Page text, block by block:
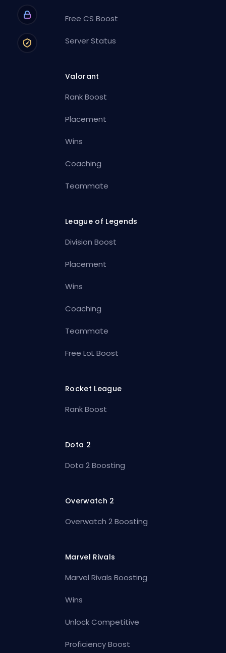
Free CS Boost
Server Status
Valorant
Rank Boost
Placement
Wins
Coaching
Teammate
League of Legends
Division Boost
Placement
Wins
Coaching
Teammate
Free LoL Boost
Rocket League
Rank Boost
Dota 2
Dota 2 Boosting
Overwatch 2
Overwatch 2 Boosting
Marvel Rivals
Marvel Rivals Boosting
Wins
Unlock Competitive
Proficiency Boost